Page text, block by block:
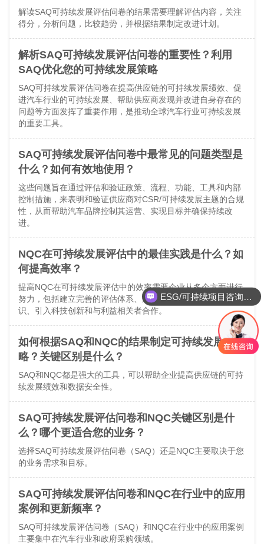
解读SAQ可持续发展评估问卷的结果需要理解评估内容，关注
得分，分析问题，比较趋势，并根据结果制定改进计划。
解析SAQ可持续发展评估问卷的重要性？利用
SAQ优化您的可持续发展策略
SAQ可持续发展评估问卷在提高供应链的可持续发展绩效、促
进汽车行业的可持续发展、帮助供应商发现并改进自身存在的
问题等方面发挥了重要作用，是推动全球汽车行业可持续发展
的重要工具。
SAQ可持续发展评估问卷中最常见的问题类型是
什么？如何有效地使用？
这些问题旨在通过评估和验证政策、流程、功能、工具和内部
控制措施，来表明和验证供应商对CSR/可持续发展主题的合规
性，从而帮助汽车品牌控制其运营、实现目标并确保持续改
进。
NQC在可持续发展评估中的最佳实践是什么？如
何提高效率？
提高NQC在可持续发展评估中的效率需要企业从多个方面进行
努力，包括建立完善的评估体系、加强数据管理、培养员工意
识、引入科技创新和与利益相关者合作。
如何根据SAQ和NQC的结果制定可持续发展策
略？关键区别是什么？
SAQ和NQC都是强大的工具，可以帮助企业提高供应链的可持
续发展绩效和数据安全性。
SAQ可持续发展评估问卷和NQC关键区别是什
么？哪个更适合您的业务？
选择SAQ可持续发展评估问卷（SAQ）还是NQC主要取决于您
的业务需求和目标。
SAQ可持续发展评估问卷和NQC在行业中的应用
案例和更新频率？
SAQ可持续发展评估问卷（SAQ）和NQC在行业中的应用案例
主要集中在汽车行业和政府采购领域。